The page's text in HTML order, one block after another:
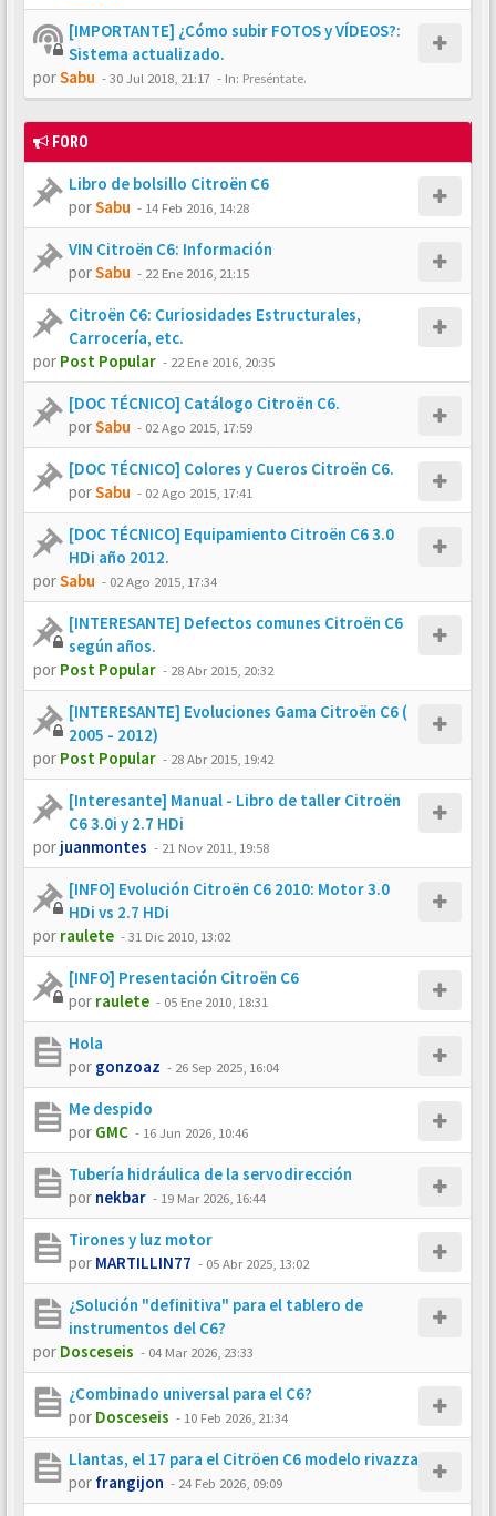
[IMPORTANTE] ¿Cómo subir FOTOS y VÍDEOS?:
Sistema actualizado.
porSabu -30 Jul 2018, 21:17 - In: Preséntate.
FORO
Libro de bolsillo Citroën C6
porSabu - 14 Feb 2016, 14:28
VIN Citroën C6: Información
porSabu - 22 Ene 2016, 21:15
Citroën C6: Curiosidades Estructurales,
Carrocería, etc.
por Post Popular - 22 Ene 2016, 20:35
[DOC TÉCNICO] Catálogo Citroën C6.
porSabu - 02 Ago 2015, 17:59
[DOC TÉCNICO] Colores y Cueros Citroën C6.
porSabu - 02 Ago 2015, 17:41
[DOC TÉCNICO] Equipamiento Citroën C6 3.0
HDi año 2012.
porSabu - 02 Ago 2015, 17:34
[INTERESANTE] Defectos comunes Citroën C6
según años.
por Post Popular - 28 Abr 2015, 20:32
[INTERESANTE] Evoluciones Gama Citroën C6 (
2005 - 2012)
por Post Popular - 28 Abr 2015, 19:42
[Interesante] Manual - Libro de taller Citroën
C6 3.0i y 2.7 HDi
por juanmontes - 21 Nov 2011, 19:58
[INFO] Evolución Citroën C6 2010: Motor 3.0
HDi vs 2.7 HDi
por raulete -31 Dic 2010, 13:02
[INFO] Presentación Citroën C6
por raulete - 05 Ene 2010, 18:31
Hola
por gonzoaz - 26 Sep 2025, 16:04
Me despido
por GMC - 16 Jun 2026, 10:46
Tubería hidráulica de la servodirección
por nekbar - 19 Mar 2026, 16:44
Tirones y luz motor
por MARTILLIN77 - 05 Abr 2025, 13:02
¿Solución "definitiva" para el tablero de
instrumentos del C6?
por Dosceseis - 04 Mar 2026, 23:33
¿Combinado universal para el C6?
por Dosceseis - 10 Feb 2026, 21:34
Llantas, el 17 para el Citröen C6 modelo rivazza
por frangijon - 24 Feb 2026, 09:09